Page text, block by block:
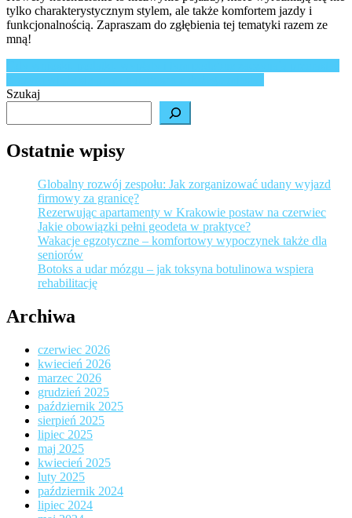
tylko charakterystycznym stylem, ale także komfortem jazdy i
funkcjonalnością. Zapraszam do zgłębienia tej tematyki razem ze
mną!
Nawigacja
wpisu
Szukaj
Ostatnie wpisy
Globalny rozwój zespołu: Jak zorganizować udany wyjazd
firmowy za granicę?
Rezerwując apartamenty w Krakowie postaw na czerwiec
Jakie obowiązki pełni geodeta w praktyce?
Wakacje egzotyczne – komfortowy wypoczynek także dla
seniorów
Botoks a udar mózgu – jak toksyna botulinowa wspiera
rehabilitację
Archiwa
czerwiec 2026
kwiecień 2026
marzec 2026
grudzień 2025
październik 2025
sierpień 2025
lipiec 2025
maj 2025
kwiecień 2025
luty 2025
październik 2024
lipiec 2024